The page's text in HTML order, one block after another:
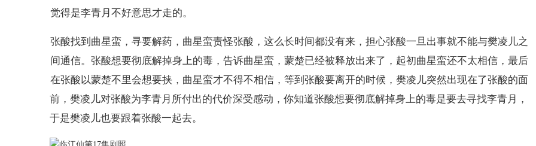
觉得是李青月不好意思才走的。
张酸找到曲星蛮，寻要解药，曲星蛮责怪张酸，这么长时间都没有来，担心张酸一旦出事就不能与樊凌儿之
间通信。张酸想要彻底解掉身上的毒，告诉曲星蛮，蒙楚已经被释放出来了，起初曲星蛮还不太相信，最后
在张酸以蒙楚不里会想要挟，曲星蛮才不得不相信，等到张酸要离开的时候，樊凌儿突然出现在了张酸的面
前，樊凌儿对张酸为李青月所付出的代价深受感动，你知道张酸想要彻底解掉身上的毒是要去寻找李青月，
于是樊凌儿也要跟着张酸一起去。